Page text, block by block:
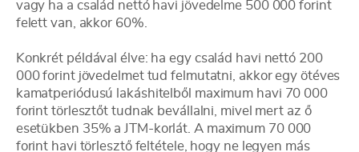
vagy ha a család nettó havi jövedelme 500 000 forint
felett van, akkor 60%.
Konkrét példával élve: ha egy család havi nettó 200
000 forint jövedelmet tud felmutatni, akkor egy ötéves
kamatperiódusú lakáshitelből maximum havi 70 000
forint törlesztőt tudnak bevállalni, mivel mert az ő
esetükben 35% a JTM-korlát. A maximum 70 000
forint havi törlesztő feltétele, hogy ne legyen más